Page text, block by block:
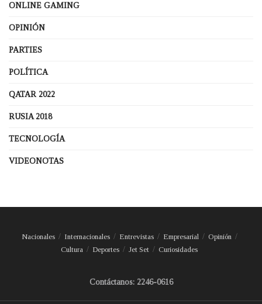
ONLINE GAMING
OPINIÓN
PARTIES
POLÍTICA
QATAR 2022
RUSIA 2018
TECNOLOGÍA
VIDEONOTAS
Nacionales Internacionales Entrevistas Empresarial
Opinión
Cultura
Deportes Jet Set Curiosidades
Contáctanos: 2246-0616